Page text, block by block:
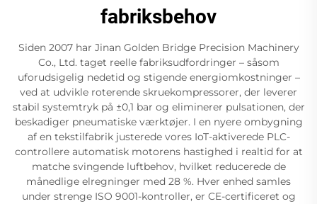
fabriksbehov
Siden 2007 har Jinan Golden Bridge Precision Machinery
Co., Ltd. taget reelle fabriksudfordringer – såsom
uforudsigelig nedetid og stigende energiomkostninger –
ved at udvikle roterende skruekompressorer, der leverer
stabil systemtryk på ±0,1 bar og eliminerer pulsationen, der
beskadiger pneumatiske værktøjer. I en nyere ombygning
af en tekstilfabrik justerede vores IoT-aktiverede PLC-
controllere automatisk motorens hastighed i realtid for at
matche svingende luftbehov, hvilket reducerede de
månedlige elregninger med 28 %. Hver enhed samles
under strenge ISO 9001-kontroller, er CE-certificeret og